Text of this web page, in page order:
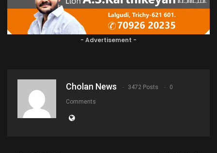
- Advertisement -
Cholan News 3472 Posts 0
Comments